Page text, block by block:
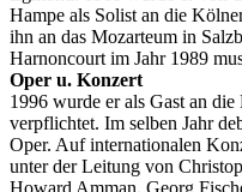
Hampe als Solist an die
ihn an das Mozarteum in
Harnoncourt im Jahr 1989
Oper u. Konzert
1996 wurde er als Gast an
verpflichtet. Im selben Jahr
Oper. Auf internationalen
unter der Leitung von